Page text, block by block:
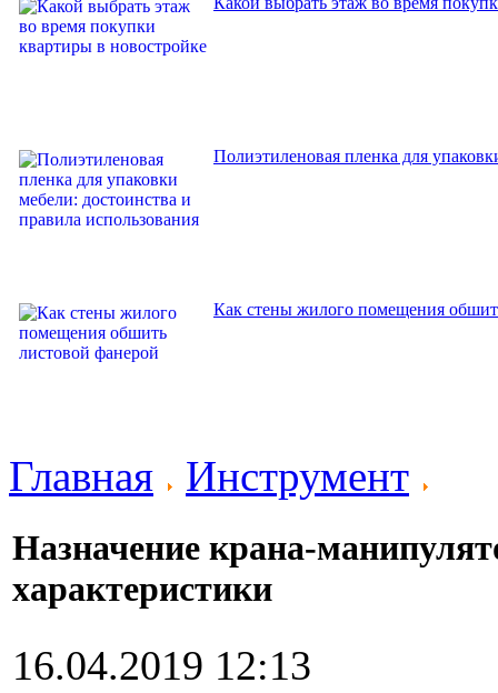
Полиэтиленовая пленка для
Как стены жилого помещения
Главная Инструмент
Назначение крана-
характеристики
16.04.2019 12:13